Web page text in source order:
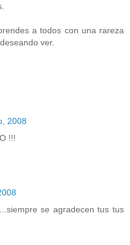
a todos con una rareza
ver.
2008
!!!
se agradecen tus tus